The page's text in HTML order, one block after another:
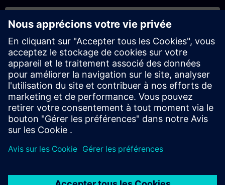
Contenu
SITRAIN-egenskaper och skillnader mellan inlärningsformaten